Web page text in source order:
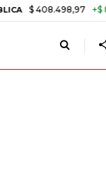
408.498,97 +$ 8.753,81